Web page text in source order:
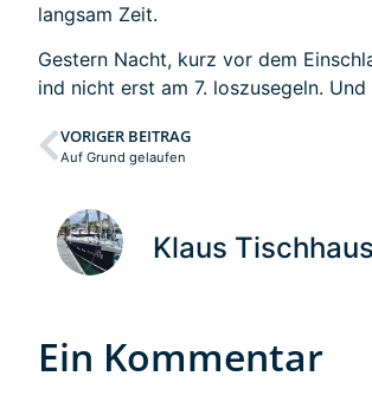
langsam Zeit.
Gestern Nacht, kurz vor dem
ind nicht erst am 7. loszusegeln.
VORIGER BEITRAG
Auf Grund gelaufen
Klaus
Ein Kommentar